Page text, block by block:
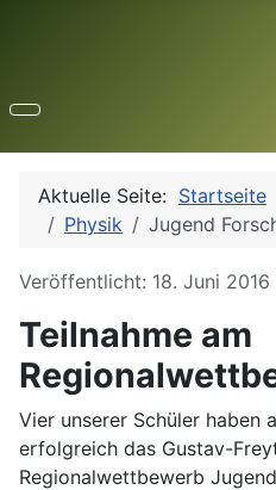
Aktuelle Seite: Startseite
Physik
Jugend
Details
Veröffentlicht: 18. Juni 2016
Teilnahme am
Vier unserer Schüler haben
erfolgreich das Gustav-
Regionalwettbewerb